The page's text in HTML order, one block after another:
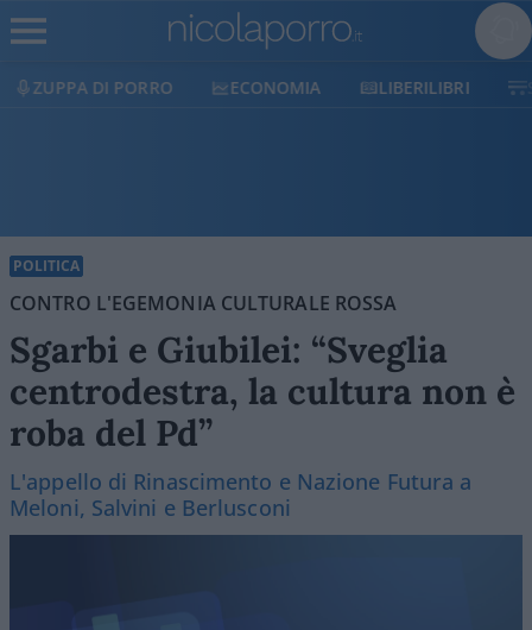
ECONOMIA LIBERILIBRI SHOP SOSTIENICI
POLITICA
CONTRO L'EGEMONIA CULTURALE ROSSA
Sgarbi e Giubilei: “Sveglia
centrodestra, la cultura non è
roba del Pd”
L'appello di Rinascimento e Nazione Futura a
Meloni, Salvini e Berlusconi